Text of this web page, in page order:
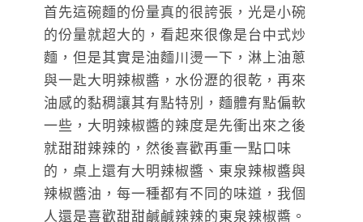
首先這碗麵的份量真的很誇張，光是小碗
的份量就超大的，看起來很像是台中式炒
麵，但是其實是油麵川燙一下，淋上油蔥
與一匙大明辣椒醬，水份瀝的很乾，再來
油感的黏稠讓其有點特別，麵體有點偏軟
一些，大明辣椒醬的辣度是先衝出來之後
就甜甜辣辣的，然後喜歡再重一點口味
的，桌上還有大明辣椒醬、東泉辣椒醬與
辣椒醬油，每一種都有不同的味道，我個
人還是喜歡甜甜鹹鹹辣辣的東泉辣椒醬。